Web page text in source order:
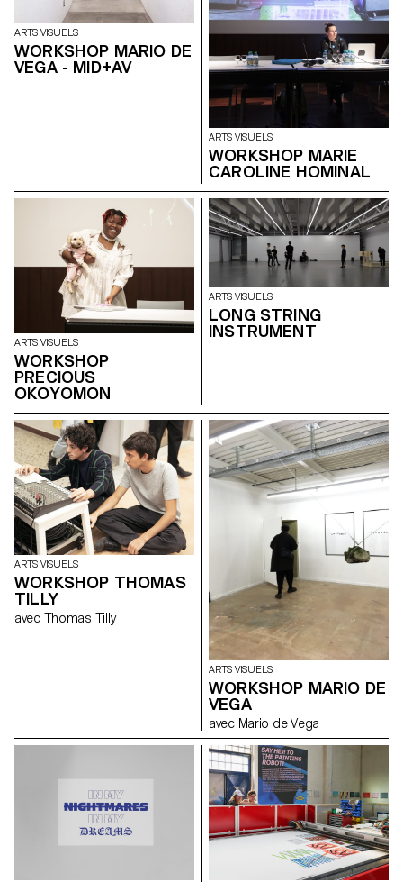
ARTS VISUELS
WORKSHOP MARIO DE
VEGA - MID+AV
ARTS VISUELS
WORKSHOP MARIE
CAROLINE HOMINAL
ARTS VISUELS
WORKSHOP
PRECIOUS
OKOYOMON
ARTS VISUELS
LONG STRING
INSTRUMENT
ARTS VISUELS
WORKSHOP THOMAS
TILLY
avec Thomas Tilly
ARTS VISUELS
WORKSHOP MARIO DE
VEGA
avec Mario de Vega